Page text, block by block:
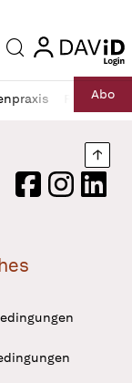
Suche login
RechtAbo
FacebookInstagram